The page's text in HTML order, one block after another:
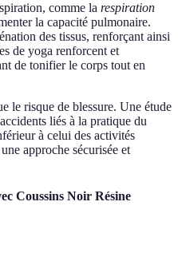
comme la respiration
la capacité pulmonaire.
des tissus, renforçant ainsi
de yoga renforcent et
de tonifier le corps tout en
le risque de blessure. Une étude
liés à la pratique du
à celui des activités
approche sécurisée et
Coussins Noir Résine